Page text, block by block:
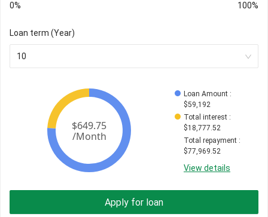
0% 100%
Loan term (Year)
10
Loan Amount :
$59,192
Total interest :
$18,777.52
Total repayment :
$77,969.52
View details
Apply for loan